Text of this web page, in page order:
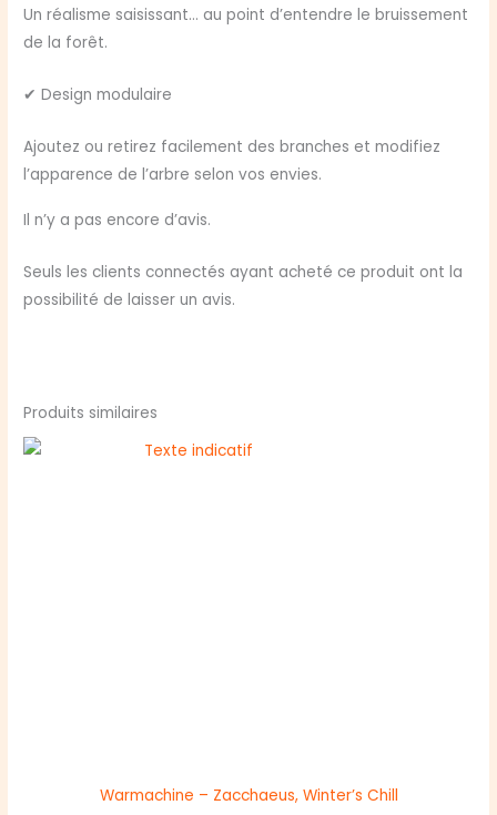
Un réalisme saisissant… au point d’entendre le bruissement
de la forêt.
✔ Design modulaire
Ajoutez ou retirez facilement des branches et modifiez
l’apparence de l’arbre selon vos envies.
Il n’y a pas encore d’avis.
Seuls les clients connectés ayant acheté ce produit ont la
possibilité de laisser un avis.
Produits similaires
Warmachine – Zacchaeus, Winter’s Chill